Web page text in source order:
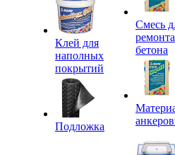
Клей для
наполных
покрытий
Подложка
Смесь
ремонта
бетона